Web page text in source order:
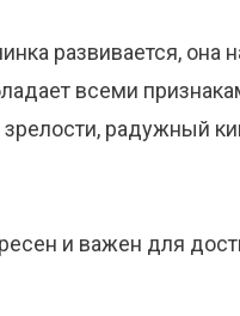
развивается, она
всеми
радужный
и важен для